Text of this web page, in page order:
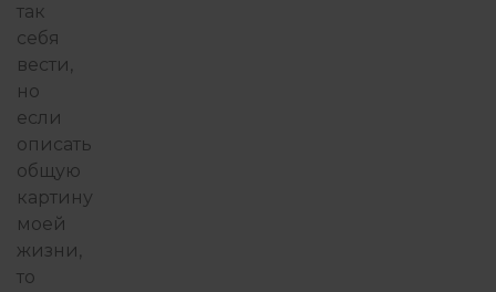
так
себя
вести,
но
если
описать
общую
картину
моей
жизни,
то